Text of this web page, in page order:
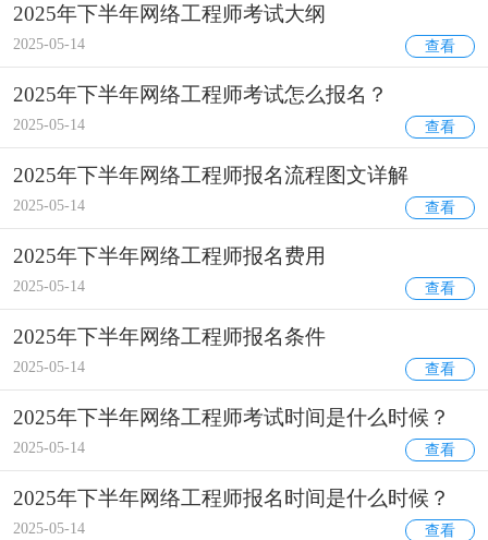
2025年下半年网络工程师考试大纲
2025-05-14 查看
2025年下半年网络工程师考试怎么报名？
2025-05-14 查看
2025年下半年网络工程师报名流程图文详解
2025-05-14 查看
2025年下半年网络工程师报名费用
2025-05-14 查看
2025年下半年网络工程师报名条件
2025-05-14 查看
2025年下半年网络工程师考试时间是什么时候？
2025-05-14 查看
2025年下半年网络工程师报名时间是什么时候？
2025-05-14 查看